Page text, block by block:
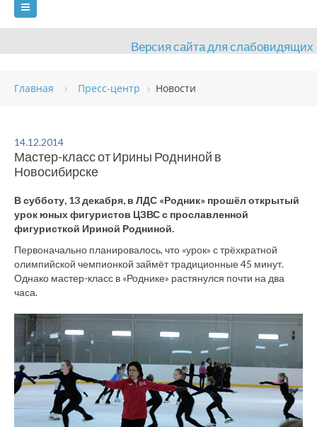
Версия сайта для слабовидящих
ГЛАВНАЯ
ВИДЫ СПОРТА
ОБЪЕКТЫ ДОКУМЕНТЫ
ОЦЕНКА КАЧЕСТВА ОБРАЗОВАНИЯ ВАКАНСИИ
ПЛАТНЫЕ УСЛУГИ КОНТАКТЫ
Главная Пресс-центр Новости
14.12.2014
Мастер-класс от Ирины Родниной в
Новосибирске
В субботу, 13 декабря, в ЛДС «Родник» прошёл открытый
урок юных фигуристов ЦЗВС с прославленной
фигуристкой Ириной Родниной.
Первоначально планировалось, что «урок» с трёхкратной
олимпийской чемпионкой займёт традиционные 45 минут.
Однако мастер-класс в «Роднике» растянулся почти на два
часа.